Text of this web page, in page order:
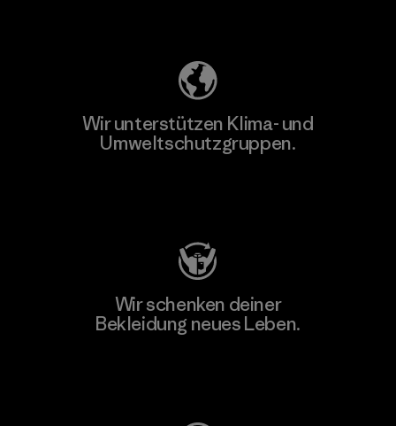
Wir unterstützen Klima- und
Umweltschutzgruppen.
Wir schenken deiner
Bekleidung neues Leben.